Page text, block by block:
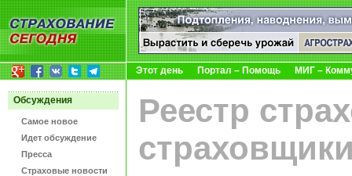
Этот день Портал – Помощь МИГ –
Обсуждения
Самое новое
Идет обсуждение
Пресса
Страховые новости
Реестр